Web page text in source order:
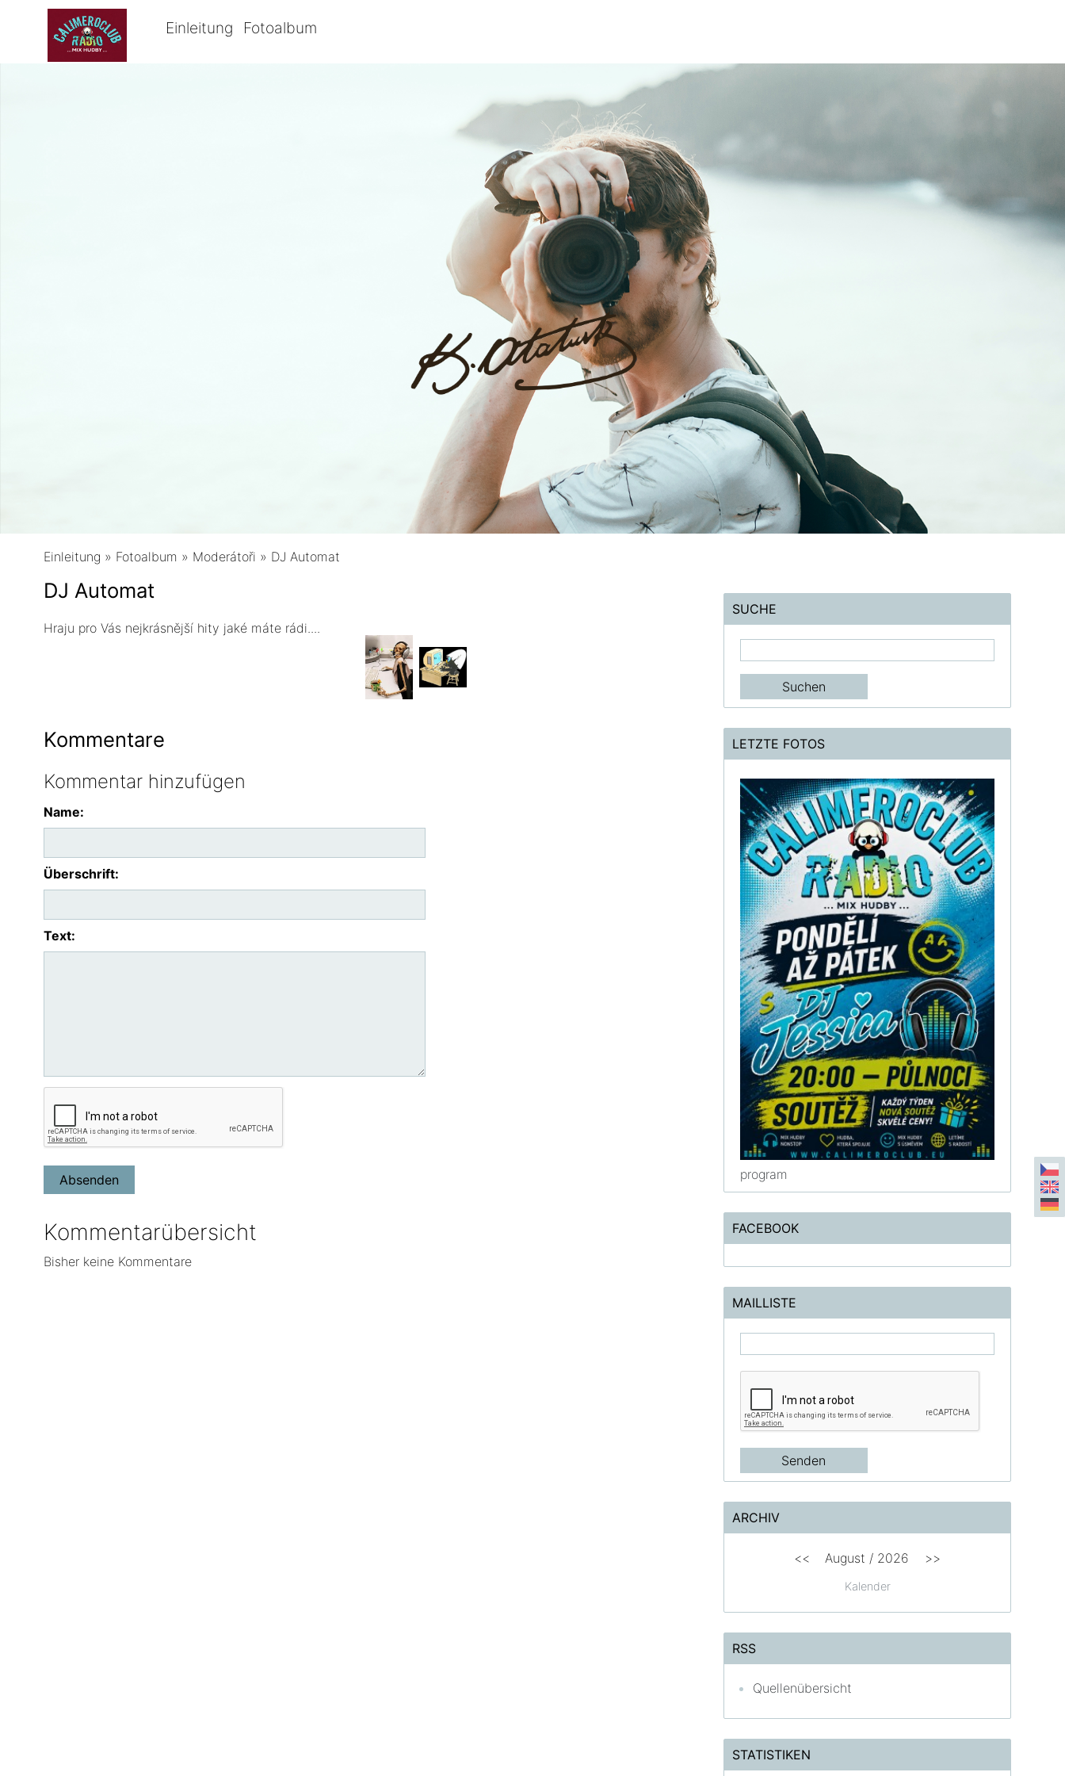
Einleitung Fotoalbum
Einleitung » Fotoalbum » Moderátoři » DJ Automat
DJ Automat
Hraju pro Vás nejkrásnější hity jaké máte rádi....
Kommentare
Kommentar hinzufügen
Name:
Überschrift:
Text:
Kommentarübersicht
Bisher keine Kommentare
SUCHE
LETZTE FOTOS
program
FACEBOOK
MAILLISTE
ARCHIV
Kalender
<< August / 2026 >>
RSS
Quellenübersicht
STATISTIKEN